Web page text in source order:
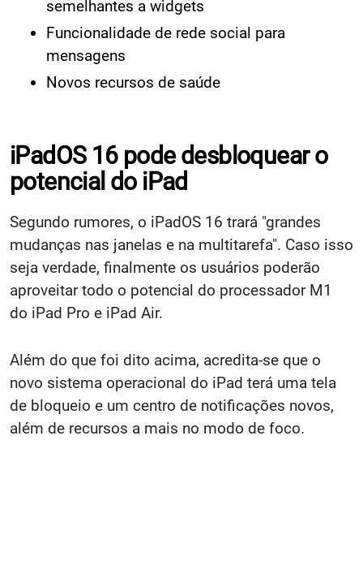
semelhantes a widgets
Funcionalidade de rede social para
mensagens
Novos recursos de saúde
iPadOS 16 pode desbloquear o
potencial do iPad
Segundo rumores, o iPadOS 16 trará "grandes
mudanças nas janelas e na multitarefa". Caso isso
seja verdade, finalmente os usuários poderão
aproveitar todo o potencial do processador M1
do iPad Pro e iPad Air.
Além do que foi dito acima, acredita-se que o
novo sistema operacional do iPad terá uma tela
de bloqueio e um centro de notificações novos,
além de recursos a mais no modo de foco.